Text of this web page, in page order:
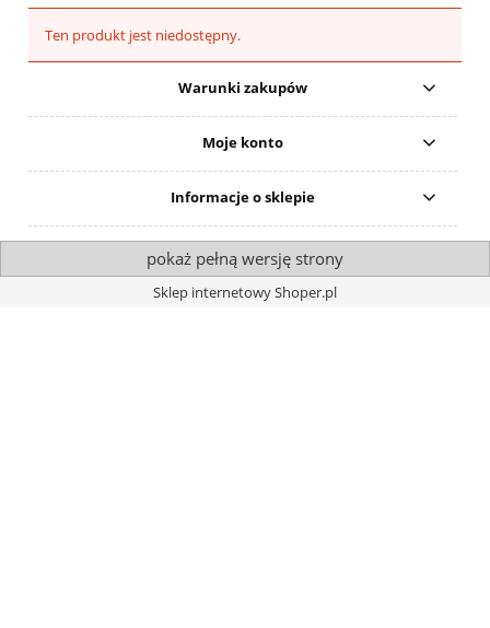
Ten produkt jest niedostępny.
Warunki zakupów
Moje konto
Informacje o sklepie
pokaż pełną wersję strony
Sklep internetowy Shoper.pl